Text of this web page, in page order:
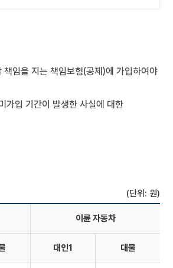
임을 지는 책임보험(공제)에 가입하여야
가입 기간이 발생한 사실에 대한
(단위: 원)
이륜 자동차
대인1 대물